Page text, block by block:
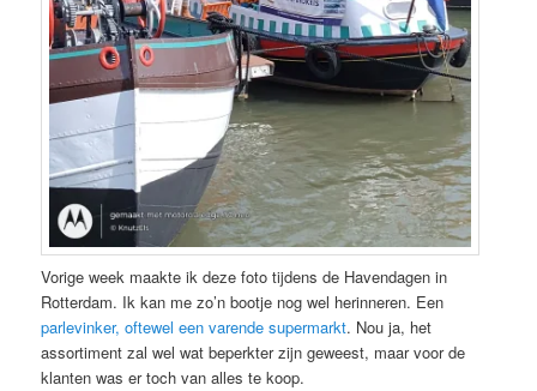
Vorige week maakte ik deze foto tijdens de Havendagen in
Rotterdam. Ik kan me zo’n bootje nog wel herinneren. Een
parlevinker, oftewel een varende supermarkt. Nou ja, het
assortiment zal wel wat beperkter zijn geweest, maar voor de
klanten was er toch van alles te koop.